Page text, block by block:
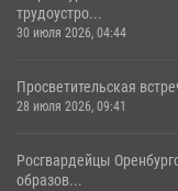
трудоустро...
30 июля 2026, 04:44
Просветительская
28 июля 2026, 09:41
Росгвардейцы
образов...